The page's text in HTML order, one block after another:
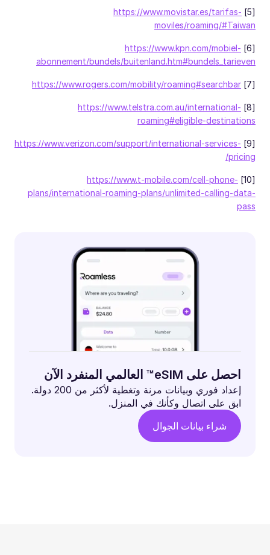
[5]
https://www.movistar.es/tarifas-
moviles/roaming/#Taiwan
[6]
https://www.kpn.com/mobiel-
abonnement/bundels/buitenland.htm#bundels_tarieven
[7]
https://www.rogers.com/mobility/roaming#searchbar
[8]
https://www.telstra.com.au/international-
roaming#eligible-destinations
[9]
https://www.verizon.com/support/international-services-
pricing/
[10]
https://www.t-mobile.com/cell-phone-
plans/international-roaming-plans/unlimited-calling-data-
pass
احصل على eSIM™ العالمي المنفرد الآن
إعداد فوري وبيانات مرنة وتغطية لأكثر من 200 دولة.
ابق على اتصال وكأنك في المنزل.
شراء بيانات الجوال